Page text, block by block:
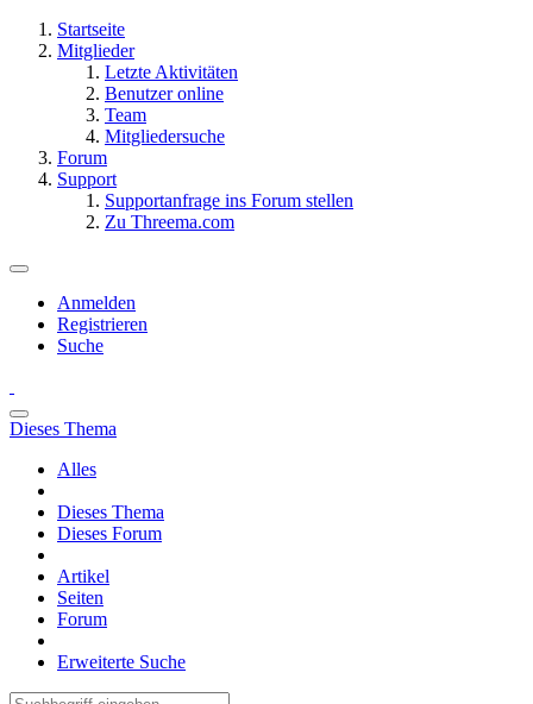
Startseite
Mitglieder
Letzte Aktivitäten
Benutzer online
Team
Mitgliedersuche
Forum
Support
Supportanfrage ins Forum stellen
Zu Threema.com
Anmelden
Registrieren
Suche
Dieses Thema
Alles
Dieses Thema
Dieses Forum
Artikel
Seiten
Forum
Erweiterte Suche